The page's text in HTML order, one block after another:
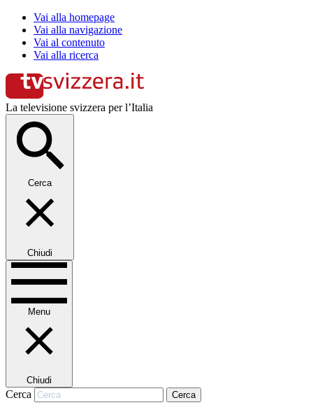
Vai alla homepage
Vai alla navigazione
Vai al contenuto
Vai alla ricerca
La televisione svizzera per l’Italia
Cerca
Chiudi
Menu
Chiudi
Cerca Cerca